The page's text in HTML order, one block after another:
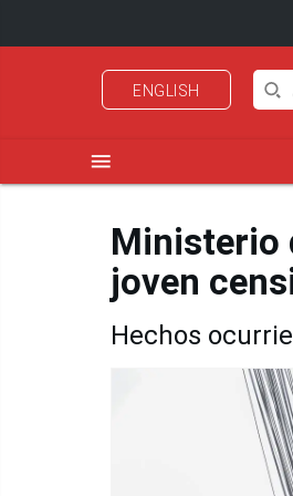
ENGLISH
menu
Ministerio
joven
Hechos